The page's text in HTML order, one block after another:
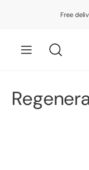
Free
C